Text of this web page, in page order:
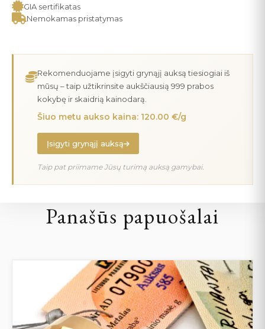
GIA sertifikatas
Nemokamas pristatymas
Rekomenduojame įsigyti grynąjį auksą tiesiogiai iš
mūsų – taip užtikrinsite aukščiausią 999 prabos
kokybę ir skaidrią kainodarą.
Šiuo metu aukso kaina: 120.00 €/g
Įsigyti grynąjį auksą
Taip pat priimame Jūsų turimą auksą gamybai.
Panašūs papuošalai